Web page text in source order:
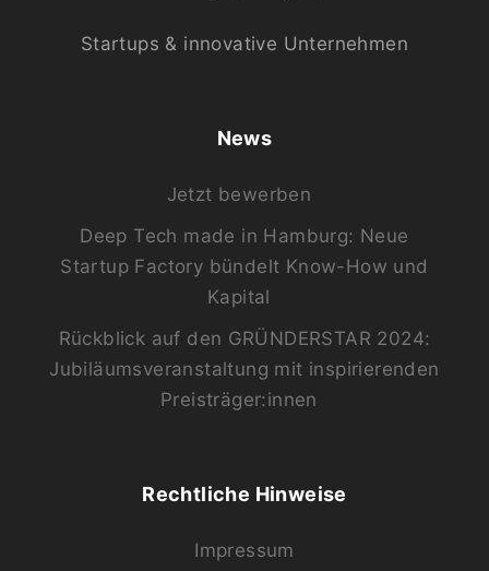
Startups & innovative Unternehmen
News
Jetzt bewerben
Deep Tech made in Hamburg: Neue
Startup Factory bündelt Know-How und
Kapital
Rückblick auf den GRÜNDERSTAR 2024:
Jubiläumsveranstaltung mit inspirierenden
Preisträger:innen
Rechtliche Hinweise
Impressum